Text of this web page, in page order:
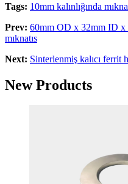
Tags: 10mm kalınlığında
Prev: 60mm OD x 32mm ID x
mıknatıs
Next: Sinterlenmiş kalıcı ferrit
New Products